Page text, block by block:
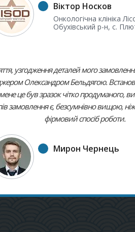
Віктор Носков
Онкологічна клініка
Обухівський р-н, с.
узгодження деталей мого
Олександром Бельдягою.
це був зразок чітко продуманого,
замовлення є, безсумнівно вищою,
фірмовий спосіб роботи.
Мирон Чернець